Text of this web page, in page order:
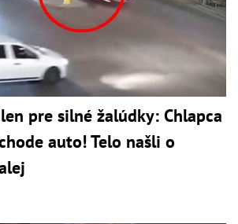
len pre silné žalúdky: Chlapca
auto! Telo našli o